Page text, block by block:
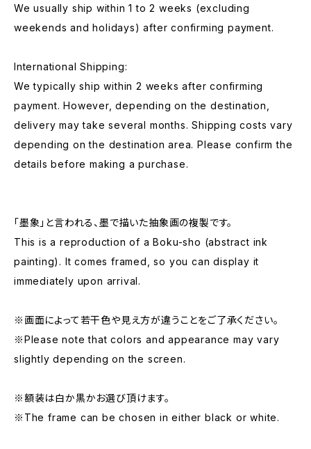
We usually ship within 1 to 2 weeks (excluding
weekends and holidays) after confirming payment.
International Shipping:
We typically ship within 2 weeks after confirming
payment. However, depending on the destination,
delivery may take several months. Shipping costs vary
depending on the destination area. Please confirm the
details before making a purchase.
「墨象」と言われる、墨で描いた抽象画の複製です。
This is a reproduction of a Boku-sho (abstract ink
painting). It comes framed, so you can display it
immediately upon arrival.
※画面によって若干色や見え方が違うことをご了承ください。
※Please note that colors and appearance may vary
slightly depending on the screen.
※額装は白か黒かお選び頂けます。
※The frame can be chosen in either black or white.